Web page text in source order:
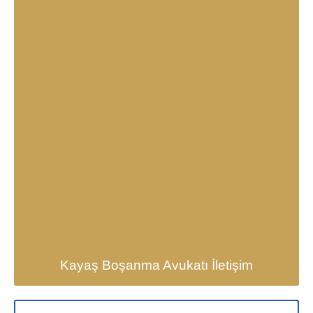
Kayaş Boşanma Avukatı İletişim